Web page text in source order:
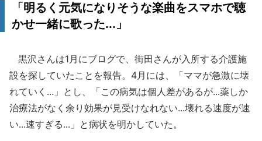
「明るく元気になりそうな楽曲をスマホで聴
かせ一緒に歌った...」
黒沢さんは1月にブログで、街田さんが入所する介護施
設を探していたことを報告。4月には、「ママが急激に壊
れていく...」とし、「この病気は個人差があるが...薬しか
治療法がなく余り効果が見受けなれない...壊れる速度が速
い...速すぎる...」と病状を明かしていた。